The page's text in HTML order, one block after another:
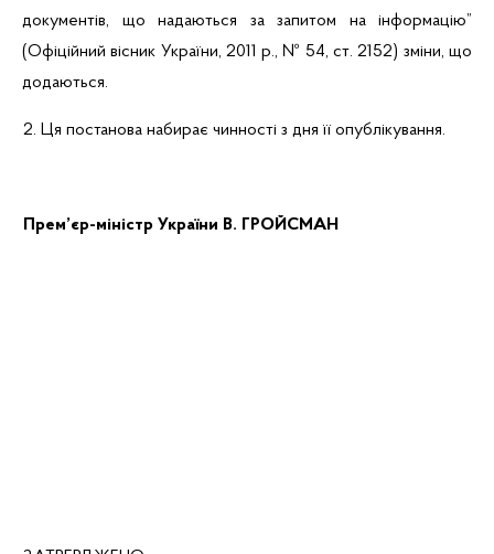
документів, що надаються за запитом на інформацію”
(Офіційний вісник України, 2011 р., № 54, ст. 2152) зміни, що
додаються.
2. Ця постанова набирає чинності з дня її опублікування.
Прем’єр-міністр України В. ГРОЙСМАН